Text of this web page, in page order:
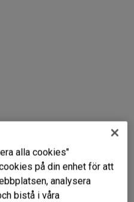
alla cookies"
på din enhet för att
analysera
bistå i våra